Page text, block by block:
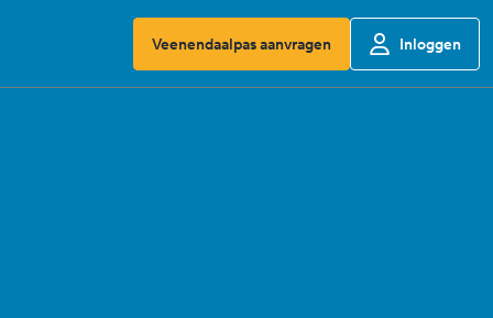
Veenendaalpas aanvragen Inloggen